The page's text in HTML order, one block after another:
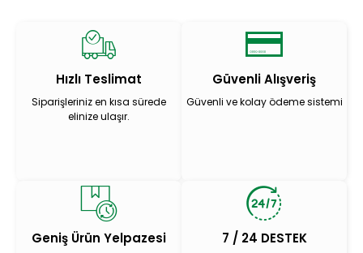
Hızlı Teslimat
Siparişleriniz en kısa sürede
elinize ulaşır.
Güvenli Alışveriş
Güvenli ve kolay ödeme sistemi
Geniş Ürün Yelpazesi 7 / 24 DESTEK